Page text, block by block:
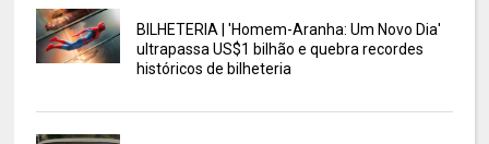
BILHETERIA | 'Homem-Aranha: Um Novo Dia'
ultrapassa US$1 bilhão e quebra recordes
históricos de bilheteria